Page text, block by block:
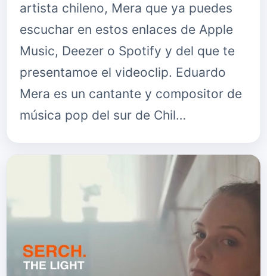
artista chileno, Mera que ya puedes
escuchar en estos enlaces de Apple
Music, Deezer o Spotify y del que te
presentamoe el videoclip. Eduardo
Mera es un cantante y compositor de
música pop del sur de Chil…